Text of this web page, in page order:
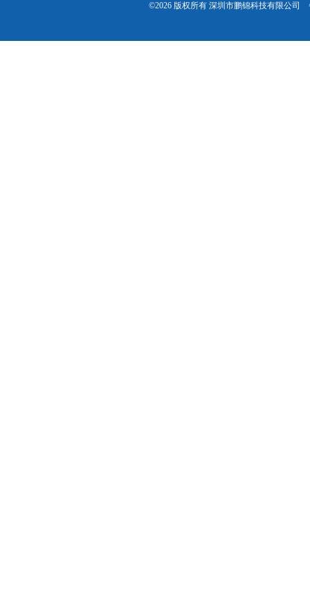
©2026 版权所有 深圳市鹏锦科技有限公司